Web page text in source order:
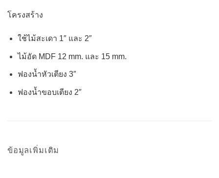
โครงสร้าง
ใช้ไม้สะเดา 1″ และ 2″
ไม้อัด MDF 12 mm. และ 15 mm.
ฟองน้ำหัวเตียง 3″
ฟองน้ำขอบเตียง 2″
ข้อมูลเพิ่มเติม